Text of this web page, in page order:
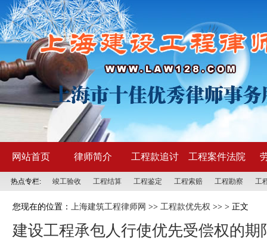
网站首页 律师简介 工程款追讨 工程案件法院
观点
热点专栏: 竣工验收 工程结算 工程鉴定 工程索赔 工程勘察 工
您现在的位置： 上海建筑工程律师网 >> 工程款优先权 >> > 正文
建设工程承包人行使优先受偿权的期